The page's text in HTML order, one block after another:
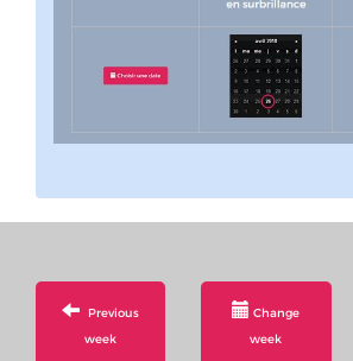
Previous
week
Change
week